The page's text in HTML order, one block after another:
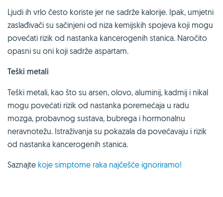
Ljudi ih vrlo često koriste jer ne sadrže kalorije. Ipak, umjetni
zaslađivači su sačinjeni od niza kemijskih spojeva koji mogu
povećati rizik od nastanka kancerogenih stanica. Naročito
opasni su oni koji sadrže aspartam.
Teški metali
Teški metali, kao što su arsen, olovo, aluminij, kadmij i nikal
mogu povećati rizik od nastanka poremećaja u radu
mozga, probavnog sustava, bubrega i hormonalnu
neravnotežu. Istraživanja su pokazala da povećavaju i rizik
od nastanka kancerogenih stanica.
Saznajte koje simptome raka najčešće ignoriramo!